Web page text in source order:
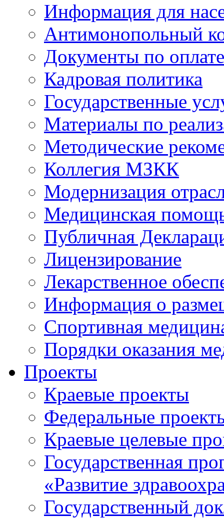
Информация для
Антимонопольный
Документы по
Кадровая политика
Государственные
Материалы по
Методические
Коллегия МЗКК
Модернизация
Медицинская
Публичная
Лицензирование
Лекарственное
Информация о
Спортивная
Порядки оказания
Проекты
Краевые проекты
Федеральные
Краевые целевые
Государственная
«Развитие
Государственный